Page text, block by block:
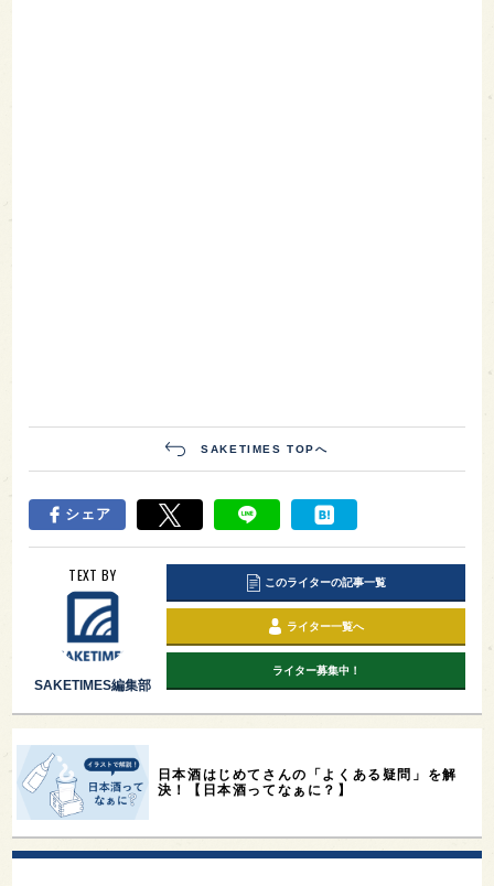
SAKETIMES TOPへ
シェア
TEXT BY
SAKETIMES編集部
このライターの記事一覧
ライター一覧へ
ライター募集中！
日本酒はじめてさんの「よくある疑問」を解
決！【日本酒ってなぁに？】